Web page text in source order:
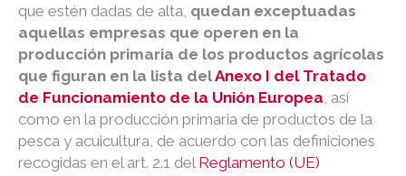
que estén dadas de alta, quedan exceptuadas
aquellas empresas que operen en la
producción primaria de los productos agrícolas
que figuran en la lista delAnexo I del Tratado
de Funcionamiento de la Unión Europea, así
como en la producción primaria de productos de la
pesca y acuicultura, de acuerdo con las definiciones
recogidas en el art. 2.1 del Reglamento (UE)